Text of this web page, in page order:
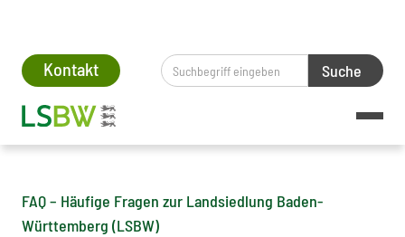
springen
Kontakt
Home FAQ
FAQ – Häufige Fragen zur Landsiedlung Baden-
Württemberg (LSBW)